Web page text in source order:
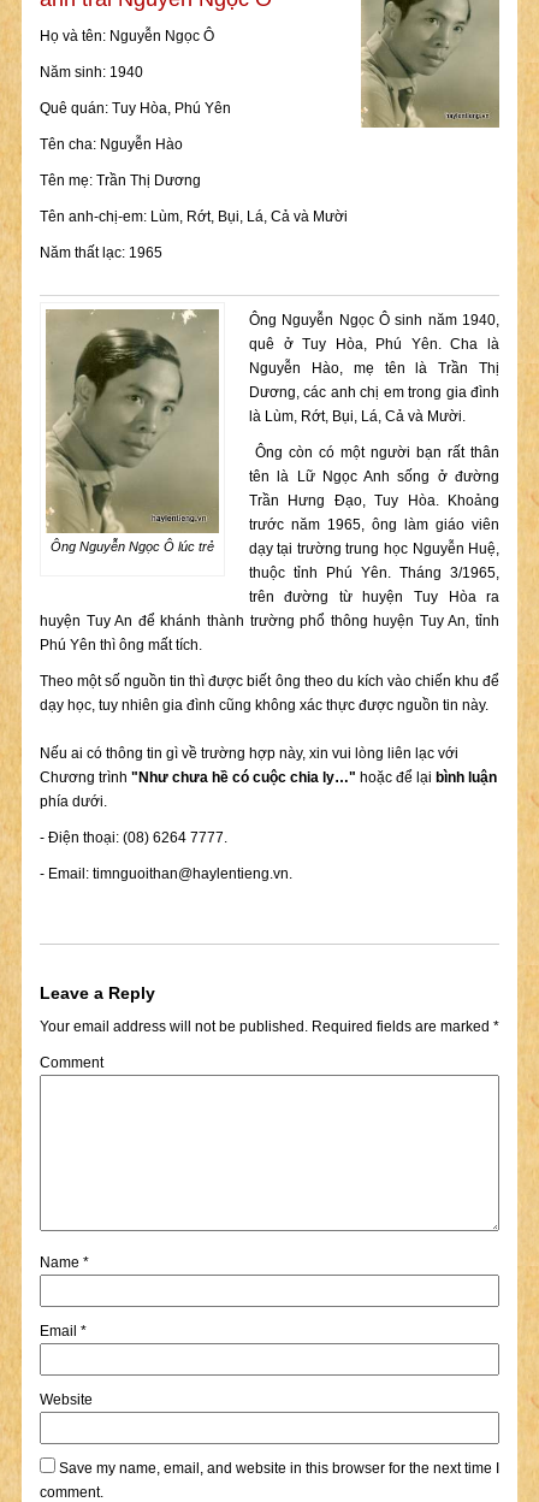
Họ và tên: Nguyễn Ngọc Ô
Năm sinh: 1940
Quê quán: Tuy Hòa, Phú Yên
Tên cha: Nguyễn Hào
Tên mẹ: Trần Thị Dương
Tên anh-chị-em: Lùm, Rớt, Bụi, Lá, Cả và Mười
Năm thất lạc: 1965
Ông Nguyễn Ngọc Ô lúc trẻ
Ông Nguyễn Ngọc Ô sinh năm 1940,
quê ở Tuy Hòa, Phú Yên. Cha là
Nguyễn Hào, mẹ tên là Trần Thị
Dương, các anh chị em trong gia đình
là Lùm, Rớt, Bụi, Lá, Cả và Mười.
Ông còn có một người bạn rất thân
tên là Lữ Ngọc Anh sống ở đường
Trần Hưng Đạo, Tuy Hòa. Khoảng
trước năm 1965, ông làm giáo viên
dạy tại trường trung học Nguyễn Huệ,
thuộc tỉnh Phú Yên. Tháng 3/1965,
trên đường từ huyện Tuy Hòa ra
huyện Tuy An để khánh thành trường phổ thông huyện Tuy An, tỉnh
Phú Yên thì ông mất tích.
Theo một số nguồn tin thì được biết ông theo du kích vào chiến khu để
dạy học, tuy nhiên gia đình cũng không xác thực được nguồn tin này.
Nếu ai có thông tin gì về trường hợp này, xin vui lòng liên lạc với
Chương trình "Như chưa hề có cuộc chia ly…" hoặc để lại bình luận
phía dưới.
- Điện thoại: (08) 6264 7777.
- Email: timnguoithan@haylentieng.vn.
Leave a Reply
Your email address will not be published.Required fields are marked *
Comment
Name *
Email *
Website
Save my name, email, and website in this browser for the next time I
comment.